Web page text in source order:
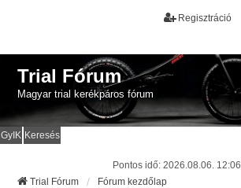
Regisztráció
Trial Fórum
Magyar trial kerékpáros fórum
GyIK Keresés
Pontos idő: 2026.08.06. 12:06
Trial Fórum
Fórum kezdőlap